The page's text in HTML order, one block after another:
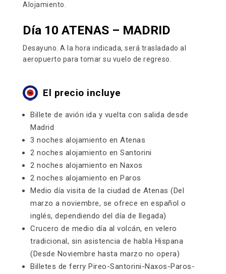
Alojamiento.
Día 10 ATENAS – MADRID
Desayuno. A la hora indicada, será trasladado al
aeropuerto para tomar su vuelo de regreso.
El precio incluye
Billete de avión ida y vuelta con salida desde
Madrid
3 noches alojamiento en Atenas
2 noches alojamiento en Santorini
2 noches alojamiento en Naxos
2 noches alojamiento en Paros
Medio día visita de la ciudad de Atenas (Del
marzo a noviembre, se ofrece en español o
inglés, dependiendo del día de llegada)
Crucero de medio día al volcán, en velero
tradicional, sin asistencia de habla Hispana
(Desde Noviembre hasta marzo no opera)
Billetes de ferry Pireo-Santorini-Naxos-Paros-